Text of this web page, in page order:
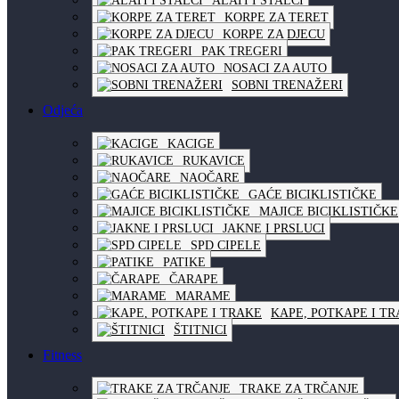
KORPE ZA TERET
KORPE ZA DJECU
PAK TREGERI
NOSACI ZA AUTO
SOBNI TRENAŽERI
Odjeća
KACIGE
RUKAVICE
NAOČARE
GAĆE BICIKLISTIČKE
MAJICE BICIKLISTIČKE
JAKNE I PRSLUCI
SPD CIPELE
PATIKE
ČARAPE
MARAME
KAPE, POTKAPE I
ŠTITNICI
Fitness
TRAKE ZA TRČANJE